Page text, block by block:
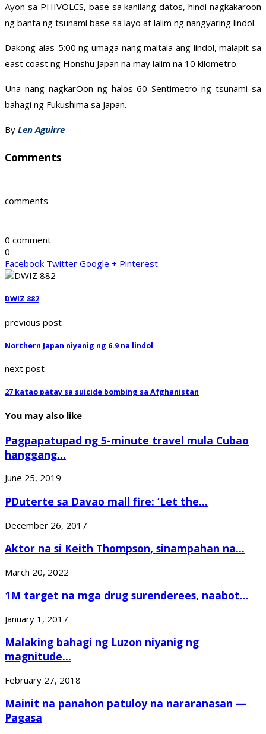
Ayon sa PHIVOLCS, base sa kanilang datos, hindi nagkakaroon
ng banta ng tsunami base sa layo at lalim ng nangyaring lindol.
Dakong alas-5:00 ng umaga nang maitala ang lindol, malapit sa
east coast ng Honshu Japan na may lalim na 10 kilometro.
Una nang nagkarOon ng halos 60 Sentimetro ng tsunami sa
bahagi ng Fukushima sa Japan.
By Len Aguirre
Comments
comments
0 comment
0
Facebook Twitter Google + Pinterest
DWIZ 882
previous post
Northern Japan niyanig ng 6.9 na lindol
next post
27 katao patay sa suicide bombing sa Afghanistan
You may also like
Pagpapatupad ng 5-minute travel mula Cubao
hanggang...
June 25, 2019
PDuterte sa Davao mall fire: ‘Let the...
December 26, 2017
Aktor na si Keith Thompson, sinampahan na...
March 20, 2022
1M target na mga drug surenderees, naabot...
January 1, 2017
Malaking bahagi ng Luzon niyanig ng
magnitude...
February 27, 2018
Mainit na panahon patuloy na nararanasan —
Pagasa